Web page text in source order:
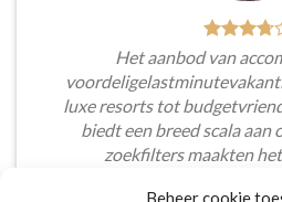
Beheer cookie
Het aanbod van
luxe resorts tot
biedt een breed scala aan
zoekfilters maakten